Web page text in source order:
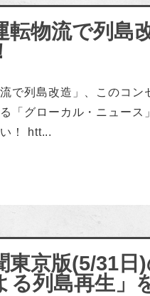
転物流で列
流で列島改造」、このコ
「グローカル・ニュー
！ htt...
東京版(5/31日
る列島再生」